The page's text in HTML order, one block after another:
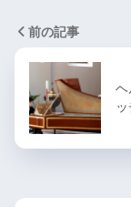
前の記事